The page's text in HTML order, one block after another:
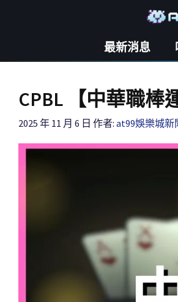
最新消息
CPBL 【中華職棒
2025 年 11 月 6 日 作者: at99娛樂城新